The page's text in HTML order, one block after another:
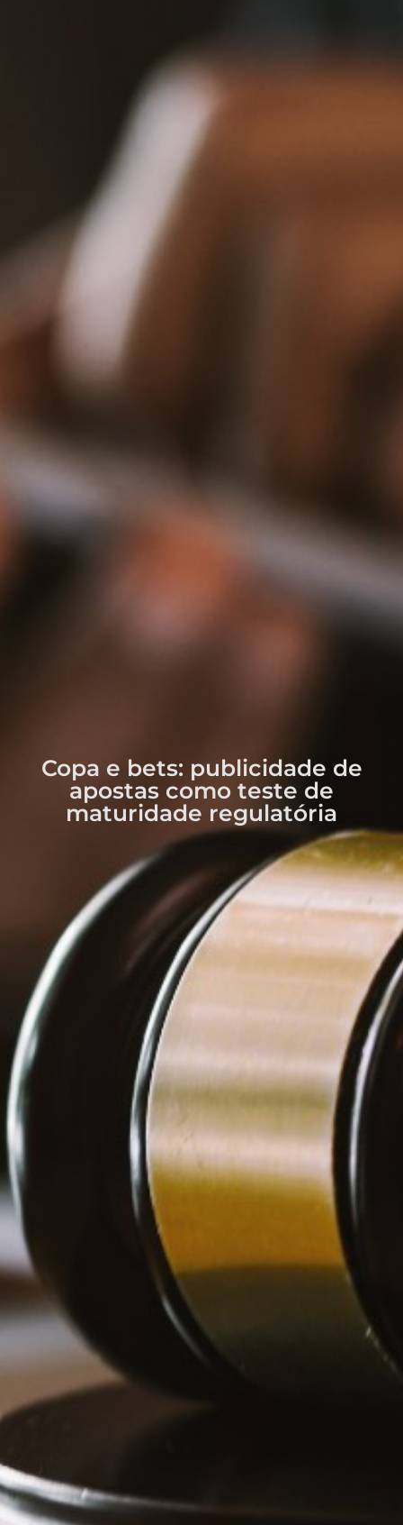
Copa e bets: publicidade de
apostas como teste de
maturidade regulatória